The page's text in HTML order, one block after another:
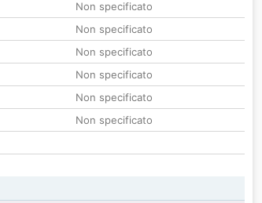
Non specificato
Non specificato
Non specificato
Non specificato
Non specificato
Non specificato